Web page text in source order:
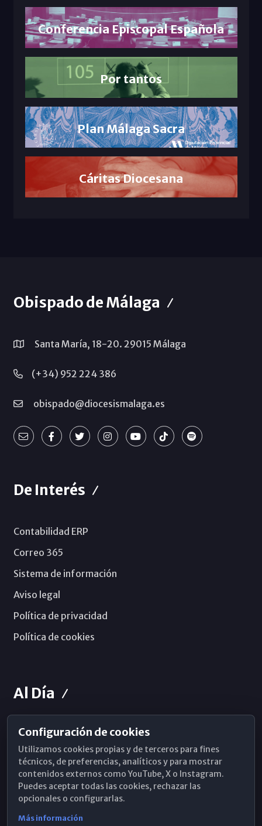
Conferencia Episcopal Española
Por tantos
Plan Málaga Sacra
Cáritas Diocesana
Obispado de Málaga
Santa María, 18-20. 29015 Málaga
(+34) 952 224 386
obispado@diocesismalaga.es
De Interés
Contabilidad ERP
Correo 365
Sistema de información
Aviso legal
Política de privacidad
Política de cookies
Al Día
Horarios de Misa
Hemeroteca
WhatsApp
Configuración de cookies
Utilizamos cookies propias y de terceros para fines
técnicos, de preferencias, analíticos y para mostrar
contenidos externos como YouTube, X o Instagram.
Puedes aceptar todas las cookies, rechazar las
opcionales o configurarlas.
Más información